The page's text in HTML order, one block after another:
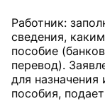
Работник:
сведения,
пособие
перевод).
для
пособия,